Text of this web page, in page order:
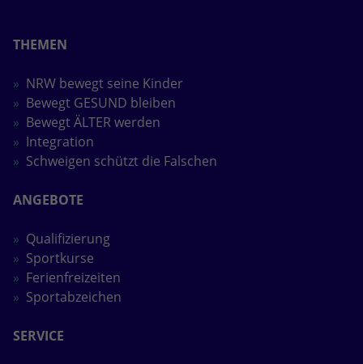
THEMEN
NRW bewegt seine Kinder
Bewegt GESUND bleiben
Bewegt ÄLTER werden
Integration
Schweigen schützt die Falschen
ANGEBOTE
Qualifizierung
Sportkurse
Ferienfreizeiten
Sportabzeichen
SERVICE